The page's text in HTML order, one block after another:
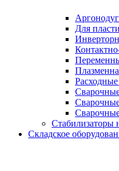
Для
Стабилизаторы
Складское